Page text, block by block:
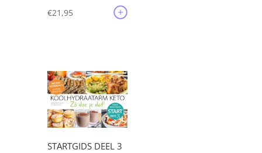
€21,95
STARTGIDS DEEL 3